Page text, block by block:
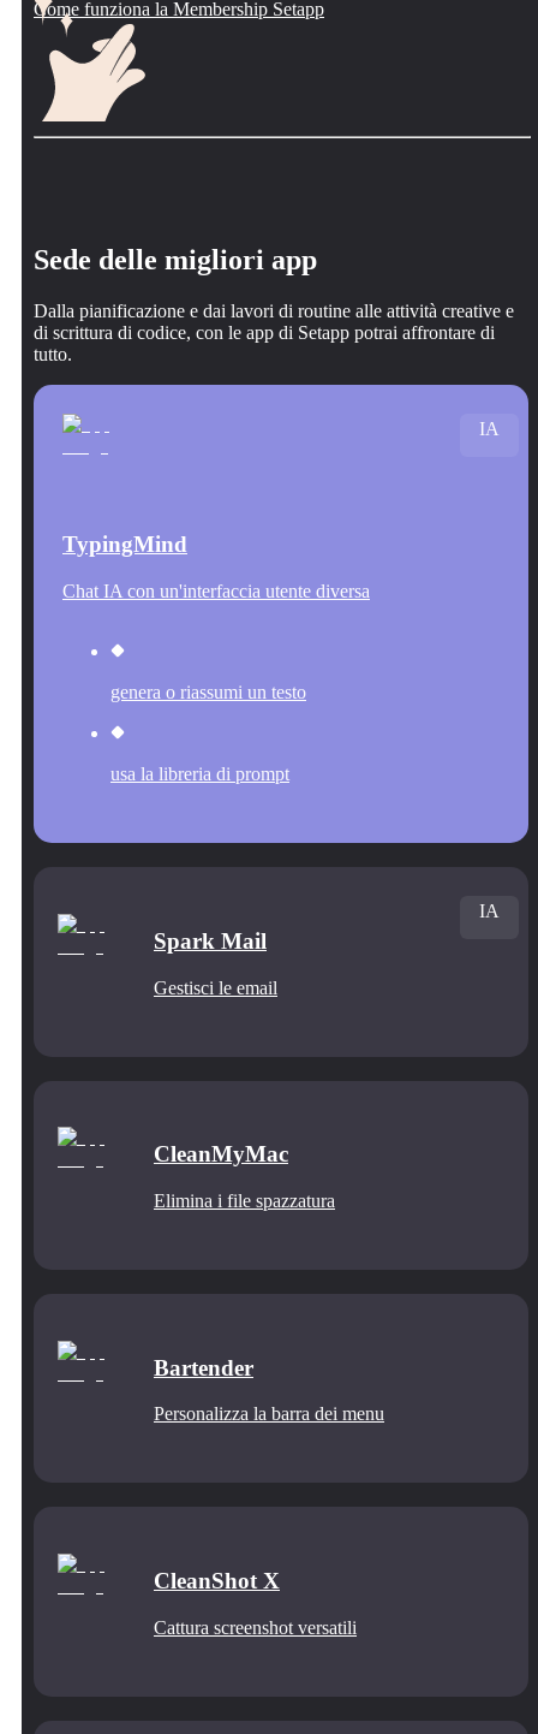
Come funziona la Membership Setapp
Sede delle migliori app
Dalla pianificazione e dai lavori di routine alle attività creative e
di scrittura di codice, con le app di Setapp potrai affrontare di
tutto.
TypingMind
Chat IA con un'interfaccia utente diversa
genera o riassumi un testo
usa la libreria di prompt
IA
Spark Mail
Gestisci le email
IA
CleanMyMac
Elimina i file spazzatura
Bartender
Personalizza la barra dei menu
CleanShot X
Cattura screenshot versatili